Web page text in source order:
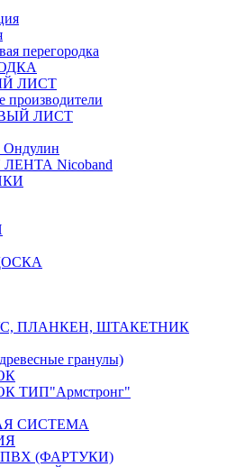
перегородка
ЛИСТ
ЛИСТ
Nicoband
ПЛАНКЕН, ШТАКЕТНИК
гранулы)
ТИП"Армстронг"
СИСТЕМА
(ФАРТУКИ)